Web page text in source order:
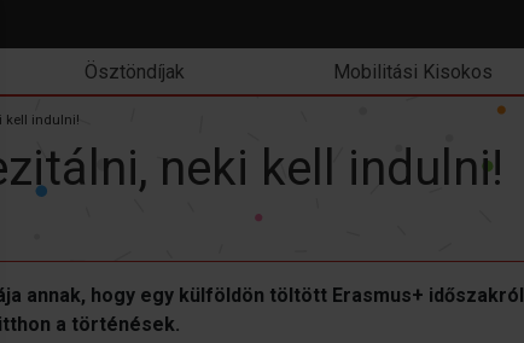
Ösztöndíjak Mobilitási Kisokos
kell indulni!
neki kell indulni!
annak, hogy egy külföldön töltött Erasmus+ időszakról
a történések.